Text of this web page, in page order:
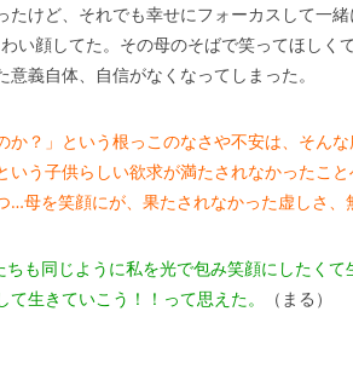
たけど、それでも幸せにフォーカスして一
い顔してた。その母のそばで笑ってほしく
義自体、自信がなくなってしまった。
？」という根っこのなさや不安は、そん
いう子供らしい欲求が満たされなかったこ
…母を笑顔にが、果たされなかった虚しさ、
も同じように私を光で包み笑顔にしたく
生きていこう！！って思えた。
（まる）